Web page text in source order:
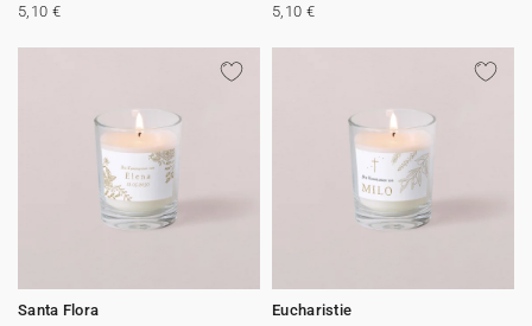
5,10 €
5,10 €
Santa Flora
Eucharistie